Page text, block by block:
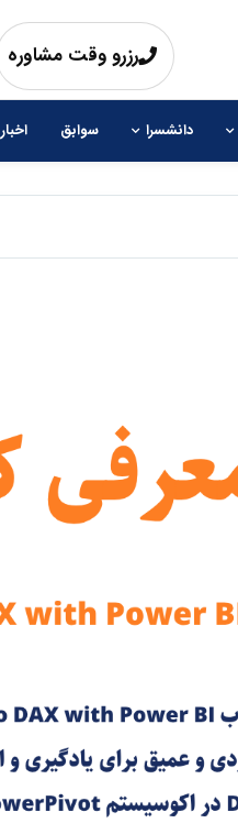
رزرو وقت مشاوره
دانشسرا سوابق اخبار
بین نتایج جا به جا شوید.